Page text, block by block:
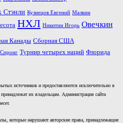
Стэнли Кузнецов Евгений Малкин
НХЛ Никитин Игорь Овечкин
Канады Сборная США
Спронг Турнир четырех наций Флорида
источников и предоставляются исключительно в
их владельцам. Администрация сайта
которые нарушают авторские права, принадлежащие